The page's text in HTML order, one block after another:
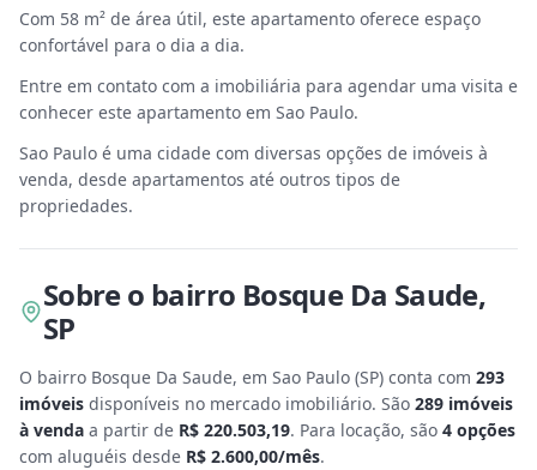
Com 58 m² de área útil, este apartamento oferece espaço
confortável para o dia a dia.
Entre em contato com a imobiliária para agendar uma visita e
conhecer este apartamento em Sao Paulo.
Sao Paulo é uma cidade com diversas opções de imóveis à
venda, desde apartamentos até outros tipos de
propriedades.
Sobreo bairro Bosque Da Saude,
SP
O bairro Bosque Da Saude, em Sao Paulo (SP) conta com 293
imóveis disponíveis no mercado imobiliário. São 289 imóveis
à venda a partir de R$ 220.503,19. Para locação, são 4 opções
com aluguéis desde R$ 2.600,00/mês.